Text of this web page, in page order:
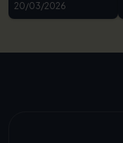
20/03/2026